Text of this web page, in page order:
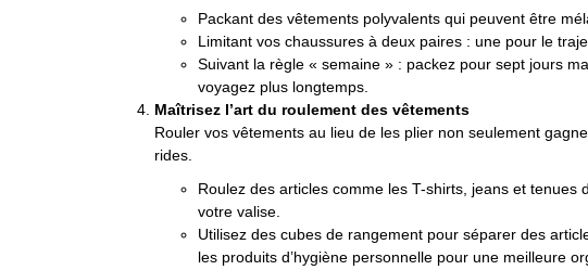
Packant des vêtements polyvalents qui peuvent être
Limitant vos chaussures à deux paires : une pour le
Suivant la règle « semaine » : packez pour sept jours
voyagez plus longtemps.
Maîtrisez l’art du roulement des vêtements
Rouler vos vêtements au lieu de les plier non seulement
rides.
Roulez des articles comme les T-shirts, jeans et
votre valise.
Utilisez des cubes de rangement pour séparer des
les produits d’hygiène personnelle pour une meilleure